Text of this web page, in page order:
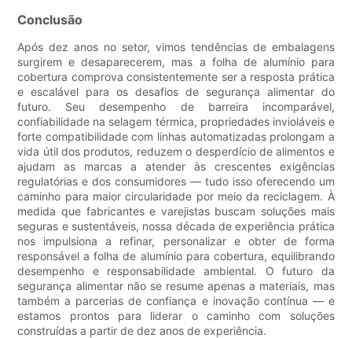
Conclusão
Após dez anos no setor, vimos tendências de embalagens
surgirem e desaparecerem, mas a folha de alumínio para
cobertura comprova consistentemente ser a resposta prática
e escalável para os desafios de segurança alimentar do
futuro. Seu desempenho de barreira incomparável,
confiabilidade na selagem térmica, propriedades invioláveis ​​e
forte compatibilidade com linhas automatizadas prolongam a
vida útil dos produtos, reduzem o desperdício de alimentos e
ajudam as marcas a atender às crescentes exigências
regulatórias e dos consumidores — tudo isso oferecendo um
caminho para maior circularidade por meio da reciclagem. À
medida que fabricantes e varejistas buscam soluções mais
seguras e sustentáveis, nossa década de experiência prática
nos impulsiona a refinar, personalizar e obter de forma
responsável a folha de alumínio para cobertura, equilibrando
desempenho e responsabilidade ambiental. O futuro da
segurança alimentar não se resume apenas a materiais, mas
também a parcerias de confiança e inovação contínua — e
estamos prontos para liderar o caminho com soluções
construídas a partir de dez anos de experiência.